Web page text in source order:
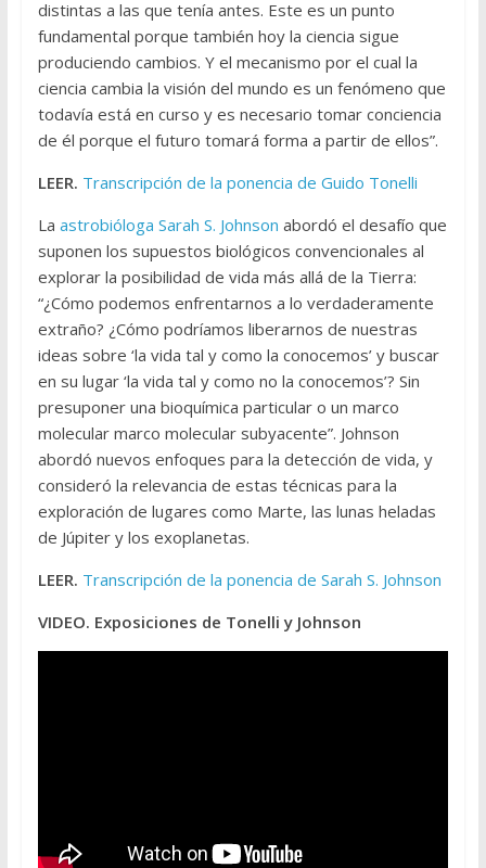
distintas a las que tenía antes. Este es un punto
fundamental porque también hoy la ciencia sigue
produciendo cambios. Y el mecanismo por el cual la
ciencia cambia la visión del mundo es un fenómeno que
todavía está en curso y es necesario tomar conciencia
de él porque el futuro tomará forma a partir de ellos”.
LEER. Transcripción de la ponencia de Guido Tonelli
La astrobióloga Sarah S. Johnson abordó el desafío que
suponen los supuestos biológicos convencionales al
explorar la posibilidad de vida más allá de la Tierra:
“¿Cómo podemos enfrentarnos a lo verdaderamente
extraño? ¿Cómo podríamos liberarnos de nuestras
ideas sobre ‘la vida tal y como la conocemos’ y buscar
en su lugar ‘la vida tal y como no la conocemos’? Sin
presuponer una bioquímica particular o un marco
molecular marco molecular subyacente”. Johnson
abordó nuevos enfoques para la detección de vida, y
consideró la relevancia de estas técnicas para la
exploración de lugares como Marte, las lunas heladas
de Júpiter y los exoplanetas.
LEER. Transcripción de la ponencia de Sarah S. Johnson
VIDEO. Exposiciones de Tonelli y Johnson